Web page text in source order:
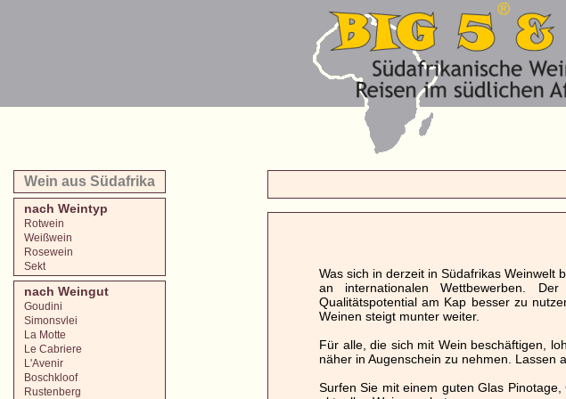
Wein aus Südafrika
nach Weintyp
Rotwein
Weißwein
Rosewein
Sekt
nach Weingut
Goudini
Simonsvlei
La Motte
Le Cabriere
L'Avenir
Boschkloof
Rustenberg
Was sich in derzeit in Südafrikas Weinwelt
an internationalen Wettbewerben.
Qualitätspotential am Kap besser zu
Weinen steigt munter weiter.
Für alle, die sich mit Wein beschäftigen,
näher in Augenschein zu nehmen. Lassen
Surfen Sie mit einem guten Glas